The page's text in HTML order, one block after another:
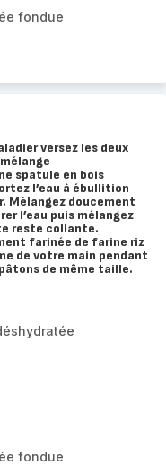
fondue
versez les deux
spatule en bois
l’eau à ébullition
Mélangez doucement
l’eau puis mélangez
reste collante.
farinée de farine riz
de votre main pendant
de même taille.
fondue